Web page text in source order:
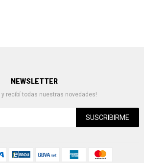
NEWSLETTER
y recibí todas nuestras novedades!
SUSCRIBIRME